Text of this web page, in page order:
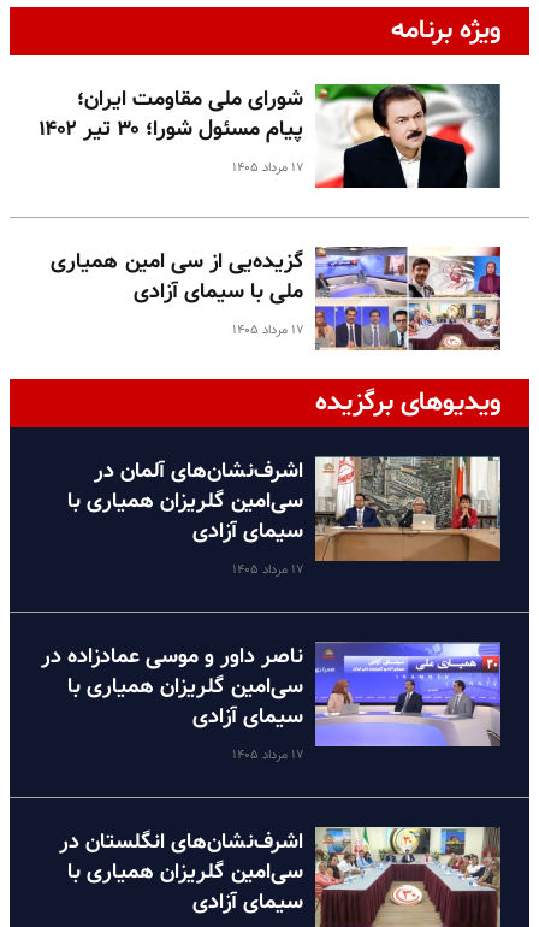
ویژه برنامه
شورای ملی مقاومت ایران؛
پیام مسئول شورا؛ ۳۰ تیر ۱۴۰۲
۱۷ مرداد ۱۴۰۵
گزیده‌یی از سی امین همیاری
ملی با سیمای آزادی
۱۷ مرداد ۱۴۰۵
ویدیوهای برگزیده
اشرف‌نشان‌های آلمان در
سی‌امین گلریزان همیاری با
سیمای آزادی
۱۷ مرداد ۱۴۰۵
ناصر داور و موسی عمادزاده در
سی‌امین گلریزان همیاری با
سیمای آزادی
۱۷ مرداد ۱۴۰۵
اشرف‌نشان‌های انگلستان در
سی‌امین گلریزان همیاری با
سیمای آزادی